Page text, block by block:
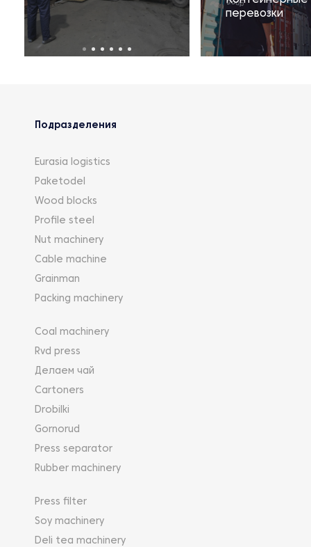
перевозки
Подразделения
Eurasia logistics
Paketodel
Wood blocks
Profile steel
Nut machinery
Cable machine
Grainman
Packing machinery
Coal machinery
Rvd press
Делаем чай
Cartoners
Drobilki
Gornorud
Press separator
Rubber machinery
Press filter
Soy machinery
Deli tea machinery